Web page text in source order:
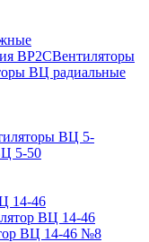
ВР2СВентиляторы
ВЦ радиальные
ВЦ 5-
5-50
14-46
ВЦ 14-46
ВЦ 14-46 №8